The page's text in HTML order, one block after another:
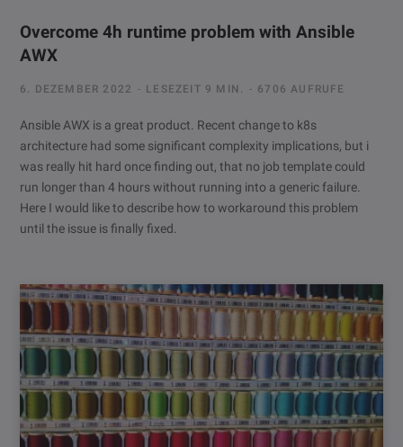
Overcome 4h runtime problem with Ansible
AWX
6. DEZEMBER 2022 LESEZEIT 9 MIN. 6706 AUFRUFE
Ansible AWX is a great product. Recent change to k8s
architecture had some significant complexity implications, but i
was really hit hard once finding out, that no job template could
run longer than 4 hours without running into a generic failure.
Here I would like to describe how to workaround this problem
until the issue is finally fixed.